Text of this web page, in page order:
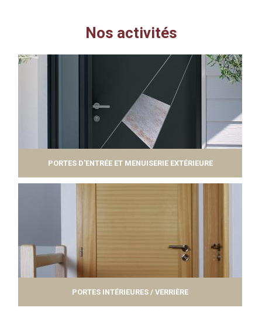
Nos activités
PORTES D'ENTRÉE ET MENUISERIE EXTÉRIEURE
PORTES INTÉRIEURES / VERRIÈRE